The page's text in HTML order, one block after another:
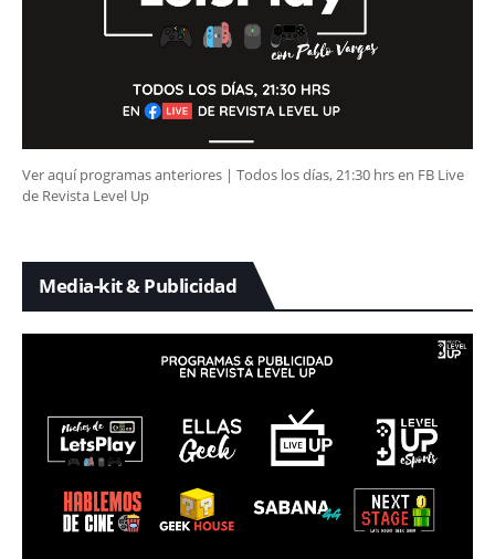
Ver aquí programas anteriores | Todos los días, 21:30 hrs en FB Live
de Revista Level Up
Media-kit & Publicidad